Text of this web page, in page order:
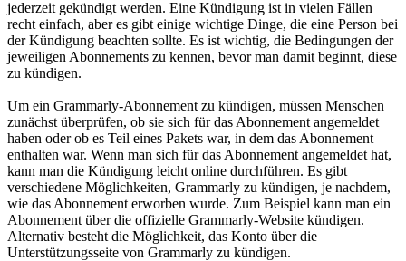
jederzeit gekündigt werden. Eine Kündigung ist in vielen Fällen
recht einfach, aber es gibt einige wichtige Dinge, die eine Person bei
der Kündigung beachten sollte. Es ist wichtig, die Bedingungen der
jeweiligen Abonnements zu kennen, bevor man damit beginnt, diese
zu kündigen.
Um ein Grammarly-Abonnement zu kündigen, müssen Menschen
zunächst überprüfen, ob sie sich für das Abonnement angemeldet
haben oder ob es Teil eines Pakets war, in dem das Abonnement
enthalten war. Wenn man sich für das Abonnement angemeldet hat,
kann man die Kündigung leicht online durchführen. Es gibt
verschiedene Möglichkeiten, Grammarly zu kündigen, je nachdem,
wie das Abonnement erworben wurde. Zum Beispiel kann man ein
Abonnement über die offizielle Grammarly-Website kündigen.
Alternativ besteht die Möglichkeit, das Konto über die
Unterstützungsseite von Grammarly zu kündigen.